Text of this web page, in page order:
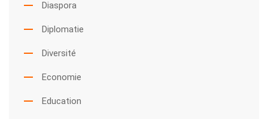
Diaspora
Diplomatie
Diversité
Economie
Education